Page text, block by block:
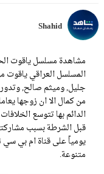
Shahid
المسلسل العراقي
جليل, وميثم صالح,
من كمال الا ان زوجها
الدائم بها تتوسع
متنوعة.